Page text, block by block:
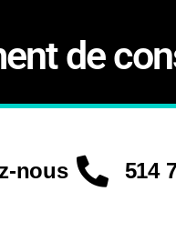
de
nous 514